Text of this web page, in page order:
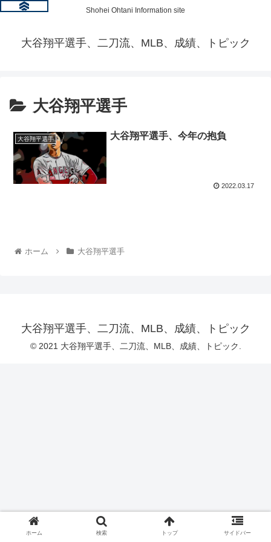
Shohei Ohtani Information site
大谷翔平選手、二刀流、MLB、成績、トピック
大谷翔平選手
大谷翔平選手 大谷翔平選手、今年の抱負
2022.03.17
ホーム 大谷翔平選手
大谷翔平選手、二刀流、MLB、成績、トピック
© 2021 大谷翔平選手、二刀流、MLB、成績、トピック.
ホーム 検索 トップ サイドバー